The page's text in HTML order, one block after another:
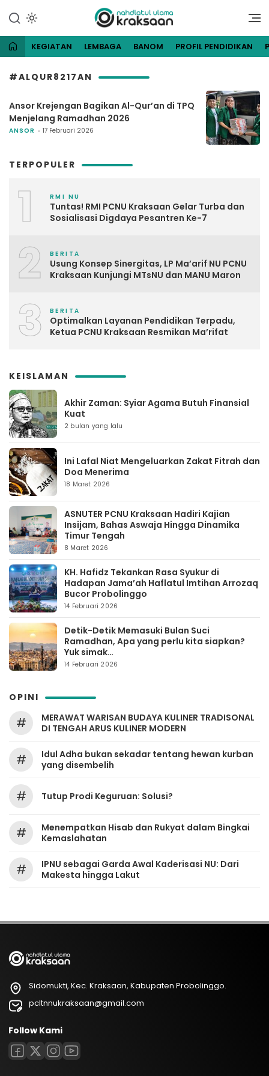
konten
NU Kraksaan
Website Resmi Pengurus
Kraksaan
KEGIATAN LEMBAGA BANOM PROFIL PENDIDIKAN
#ALQUR8217AN
Ansor Krejengan Bagikan Al-Qur’an di TPQ
Menjelang Ramadhan 2026
ANSOR 17 Februari 2026
TERPOPULER
1 RMI NU
Tuntas! RMI PCNU Kraksaan Gelar Turba dan
Sosialisasi Digdaya Pesantren Ke-7
2 BERITA
Usung Konsep Sinergitas, LP Ma’arif NU PCNU
Kraksaan Kunjungi MTsNU dan MANU Maron
3 BERITA
Optimalkan Layanan Pendidikan Terpadu,
Ketua PCNU Kraksaan Resmikan Ma’rifat
KEISLAMAN
Akhir Zaman: Syiar Agama Butuh Finansial
Kuat
2 bulan yang lalu
Ini Lafal Niat Mengeluarkan Zakat Fitrah dan
Doa Menerima
18 Maret 2026
ASNUTER PCNU Kraksaan Hadiri Kajian
Insijam, Bahas Aswaja Hingga Dinamika
Timur Tengah
8 Maret 2026
KH. Hafidz Tekankan Rasa Syukur di
Hadapan Jama’ah Haflatul Imtihan Arrozaq
Bucor Probolinggo
14 Februari 2026
Detik-Detik Memasuki Bulan Suci
Ramadhan, Apa yang perlu kita siapkan?
Yuk simak…
14 Februari 2026
OPINI
#
MERAWAT WARISAN BUDAYA KULINER TRADISONAL
DI TENGAH ARUS KULINER MODERN
#
Idul Adha bukan sekadar tentang hewan kurban
yang disembelih
# Tutup Prodi Keguruan: Solusi?
#
Menempatkan Hisab dan Rukyat dalam Bingkai
Kemaslahatan
#
IPNU sebagai Garda Awal Kaderisasi NU: Dari
Makesta hingga Lakut
Sidomukti, Kec. Kraksaan, Kabupaten Probolinggo.
pcltnnukraksaan@gmail.com
Follow Kami